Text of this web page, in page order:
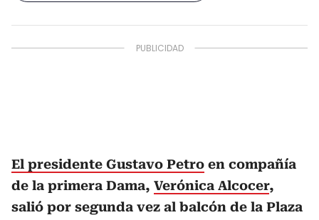
El presidente Gustavo Petro en compañía
de la primera Dama, Verónica Alcocer,
salió por segunda vez al balcón de la Plaza